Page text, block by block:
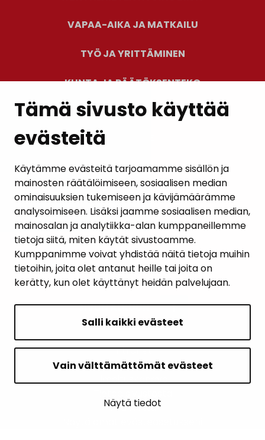
Tämä sivusto käyttää
evästeitä
Käytämme evästeitä tarjoamamme sisällön ja
mainosten räätälöimiseen, sosiaalisen median
ominaisuuksien tukemiseen ja kävijämäärämme
analysoimiseen. Lisäksi jaamme sosiaalisen median,
mainosalan ja analytiikka-alan kumppaneillemme
tietoja siitä, miten käytät sivustoamme.
Kumppanimme voivat yhdistää näitä tietoja muihin
tietoihin, joita olet antanut heille tai joita on
kerätty, kun olet käyttänyt heidän palvelujaan.
Salli kaikki evästeet
Vain välttämättömät evästeet
Näytä tiedot
VAPAA-AIKA JA MATKAILU
TYÖ JA YRITTÄMINEN
KUNTA JA PÄÄTÖKSENTEKO
AJANKOHTAISET
YHTEYSTIEDOT
KARTTAPALVELU
SIVUN ALKUUN
Intranet
Saavutettavuusseloste
Ilmoituskanava
Sivukartta